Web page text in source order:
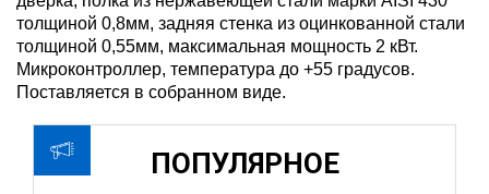
толщиной 0,8мм, задняя стенка из оцинкованной стали
толщиной 0,55мм, максимальная мощность 2 кВт.
Микроконтроллер, температура до +55 градусов.
Поставляется в собранном виде.
ПОПУЛЯРНОЕ